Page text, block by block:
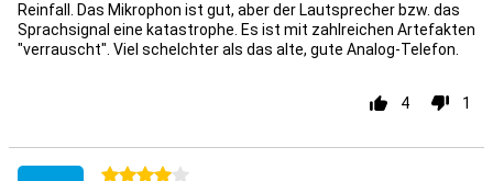
Reinfall. Das Mikrophon ist gut, aber der Lautsprecher bzw. das
Sprachsignal eine katastrophe. Es ist mit zahlreichen Artefakten
"verrauscht". Viel schelchter als das alte, gute Analog-Telefon.
4 1
4 stars